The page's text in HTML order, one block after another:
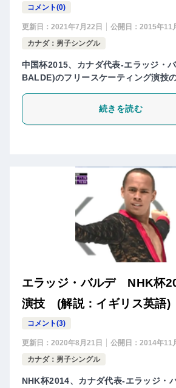
コメント(0)
更新日： 2021年7月22日 公開日： 2015年11
カナダ：男子シングル
中国杯2015、カナダ代表-エラッジ・
BALDE)のフリースケーティング演技の
続きを読む
エラッジ・バルデ NHK杯
演技 (解説：イギリス英語)
コメント(3)
更新日： 2020年8月21日 公開日： 2014年11
カナダ：男子シングル
NHK杯2014、カナダ代表-エラッジ・